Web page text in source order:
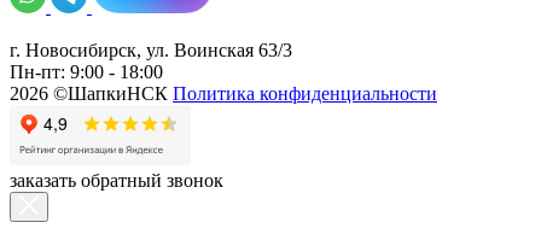
г. Новосибирск, ул. Воинская 63/3
Пн-пт: 9:00 - 18:00
2026 ©ШапкиНСК Политика конфиденциальности
заказать обратный звонок